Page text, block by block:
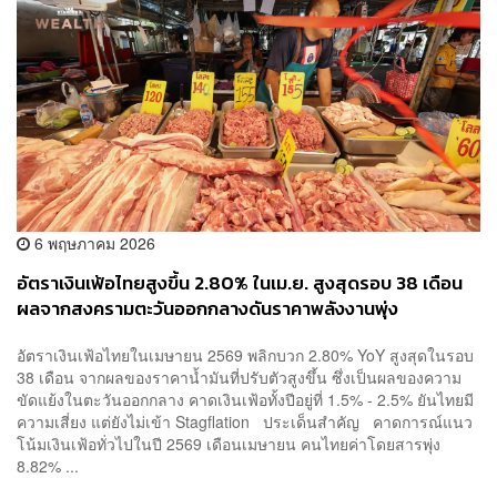
6 พฤษภาคม 2026
อัตราเงินเฟ้อไทยสูงขึ้น 2.80% ในเม.ย. สูงสุดรอบ 38 เดือน
ผลจากสงครามตะวันออกกลางดันราคาพลังงานพุ่ง
อัตราเงินเฟ้อไทยในเมษายน 2569 พลิกบวก 2.80% YoY สูงสุดในรอบ
38 เดือน จากผลของราคาน้ำมันที่ปรับตัวสูงขึ้น ซึ่งเป็นผลของความ
ขัดแย้งในตะวันออกกลาง คาดเงินเฟ้อทั้งปีอยู่ที่ 1.5% - 2.5% ยันไทยมี
ความเสี่ยง แต่ยังไม่เข้า Stagflation ประเด็นสำคัญ คาดการณ์แนว
โน้มเงินเฟ้อทั่วไปในปี 2569 เดือนเมษายน คนไทยค่าโดยสารพุ่ง
8.82% ...